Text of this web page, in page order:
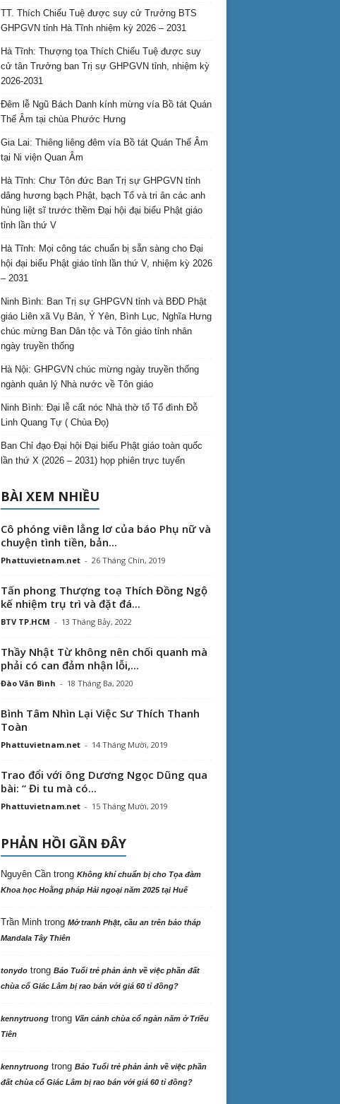
TT. Thích Chiếu Tuệ được suy cử Trưởng BTS
GHPGVN tỉnh Hà Tĩnh nhiệm kỳ 2026 – 2031
Hà Tĩnh: Thượng tọa Thích Chiếu Tuệ được suy
cử tân Trưởng ban Trị sự GHPGVN tỉnh, nhiệm kỳ
2026-2031
Đêm lễ Ngũ Bách Danh kính mừng vía Bồ tát Quán
Thế Âm tại chùa Phước Hưng
Gia Lai: Thiêng liêng đêm vía Bồ tát Quán Thế Âm
tại Ni viện Quan Âm
Hà Tĩnh: Chư Tôn đức Ban Trị sự GHPGVN tỉnh
dâng hương bạch Phật, bạch Tổ và tri ân các anh
hùng liệt sĩ trước thềm Đại hội đại biểu Phật giáo
tỉnh lần thứ V
Hà Tĩnh: Mọi công tác chuẩn bị sẵn sàng cho Đại
hội đại biểu Phật giáo tỉnh lần thứ V, nhiệm kỳ 2026
– 2031
Ninh Bình: Ban Trị sự GHPGVN tỉnh và BĐD Phật
giáo Liên xã Vụ Bản, Ý Yên, Bình Lục, Nghĩa Hưng
chúc mừng Ban Dân tộc và Tôn giáo tỉnh nhân
ngày truyền thống
Hà Nội: GHPGVN chúc mừng ngày truyền thống
ngành quản lý Nhà nước về Tôn giáo
Ninh Bình: Đại lễ cất nóc Nhà thờ tổ Tổ đình Đỗ
Linh Quang Tự ( Chùa Đọ)
Ban Chỉ đạo Đại hội Đại biểu Phật giáo toàn quốc
lần thứ X (2026 – 2031) họp phiên trực tuyến
BÀI XEM NHIỀU
Cô phóng viên lẳng lơ của báo Phụ nữ và
chuyện tình tiền, bản...
Phattuvietnam.net - 26 Tháng Chín, 2019
Tấn phong Thượng toạ Thích Đồng Ngộ
kế nhiệm trụ trì và đặt đá...
BTV TP.HCM - 13 Tháng Bảy, 2022
Thầy Nhật Từ không nên chối quanh mà
phải có can đảm nhận lỗi,...
Đào Văn Bình - 18 Tháng Ba, 2020
Bình Tâm Nhìn Lại Việc Sư Thích Thanh
Toàn
Phattuvietnam.net - 14 Tháng Mười, 2019
Trao đổi với ông Dương Ngọc Dũng qua
bài: “ Đi tu mà có...
Phattuvietnam.net - 15 Tháng Mười, 2019
PHẢN HỒI GẦN ĐÂY
Nguyên Cầntrong Không khí chuẩn bị cho Tọa đàm
Khoa học Hoằng pháp Hải ngoại năm 2025 tại Huế
Trần Minhtrong Mở tranh Phật, cầu an trên bảo tháp
Mandala Tây Thiên
tonydotrong Báo Tuổi trẻ phản ảnh về việc phần đất
chùa cổ Giác Lâm bị rao bán với giá 60 tỉ đồng?
kennytruongtrong Vãn cảnh chùa cổ ngàn năm ở Triều
Tiên
kennytruongtrong Báo Tuổi trẻ phản ảnh về việc phần
đất chùa cổ Giác Lâm bị rao bán với giá 60 tỉ đồng?